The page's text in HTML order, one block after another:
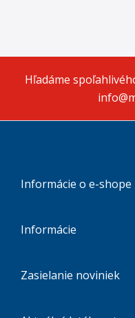
Hľadáme
Informácie o e-shope
Informácie
Zasielanie noviniek